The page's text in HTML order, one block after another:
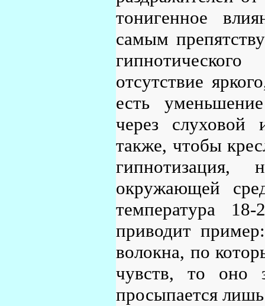
тонигенное
самым
отсутствие
есть
через слуховой
также, чтобы
окружающей
температура
приводит
волокна, по
чувств, то оно
просыпается